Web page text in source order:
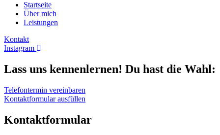
Startseite
Über mich
Leistungen
Kontakt
Instagram
Lass uns kennenlernen! Du hast die Wahl:
Telefontermin vereinbaren
Kontaktformular ausfüllen
Kontaktformular